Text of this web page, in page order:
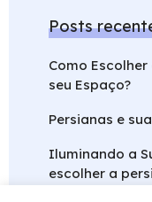
Posts
Como
seu Espaço?
Persianas e
Iluminando a
escolher a